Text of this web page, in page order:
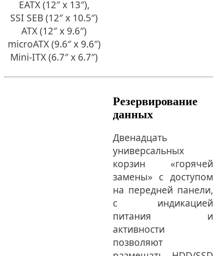
EATX (12″ x 13″),
SSI SEB (12″ x 10.5″)
ATX (12″ x 9.6″)
microATX (9.6″ x 9.6″)
Mini-ITX (6.7″ x 6.7″)
Резервирование
данных
Двенадцать
универсальных
корзин «горячей
замены» с доступом
на передней панели,
с индикацией
питания и
активности
позволяют